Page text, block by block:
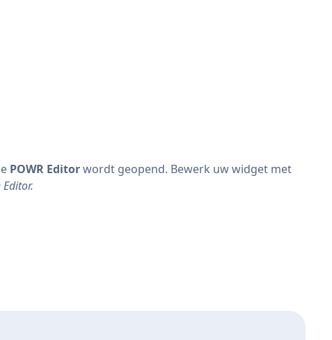
POWR Editorwordt geopend. Bewerk uw widget met